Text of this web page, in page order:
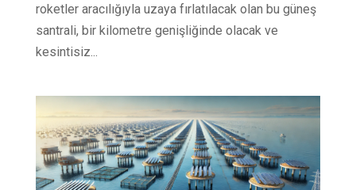
roketler aracılığıyla uzaya fırlatılacak olan bu güneş
santrali, bir kilometre genişliğinde olacak ve
kesintisiz...